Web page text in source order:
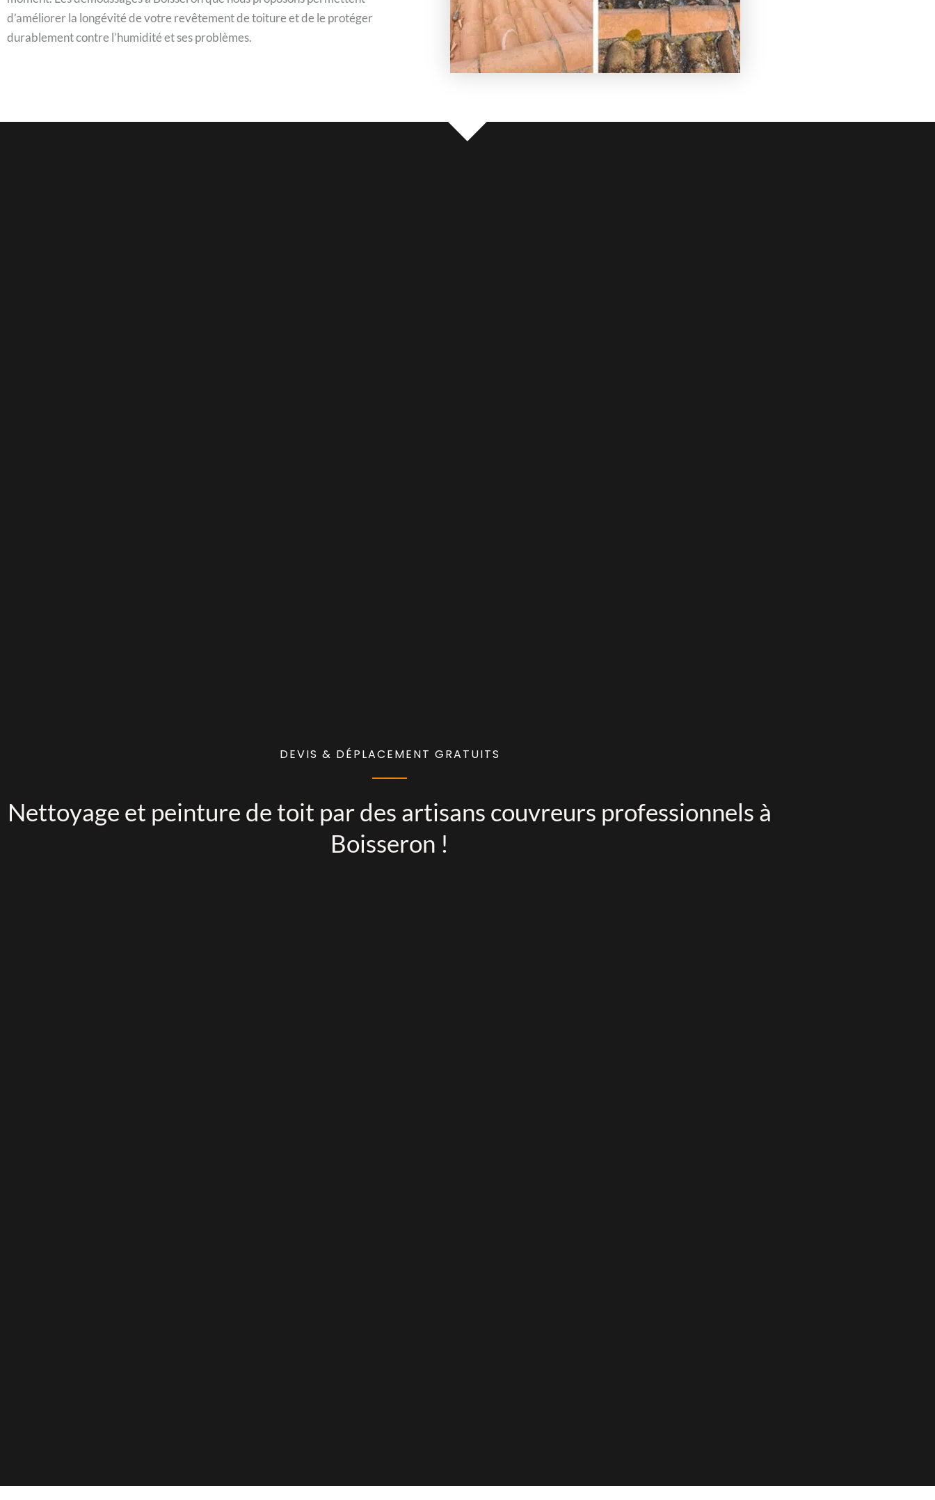
d’améliorer la longévité de votre revêtement de toiture et de le protéger
durablement contre l’humidité et ses problèmes.
DEVIS & DÉPLACEMENT GRATUITS
Nettoyage et peinture de toit par des artisans couvreurs professionnels à
Boisseron !